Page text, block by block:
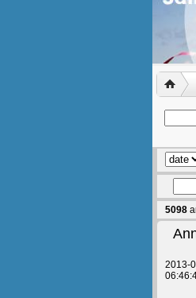
5098
2013-